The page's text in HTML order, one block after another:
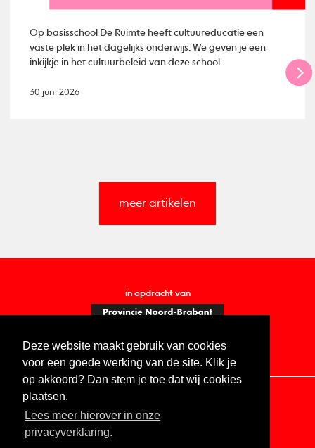
Deze website maakt gebruik van cookies
voor een goede werking van de site. Klik je
op akkoord? Dan stem je toe dat wij cookies
plaatsen.
Lees meer hierover in onze
privacyverklaring.
Op basisschool De Ruimte heeft cultuureducatie een
vaste plek in het dagelijks onderwijs. We geven je een
inkijkje in het cultuurbeleid van deze school.
30 juni 2026
meer artikelen
in opdracht van
Contact Vacatures ANBI
Digitale toegankelijkheid